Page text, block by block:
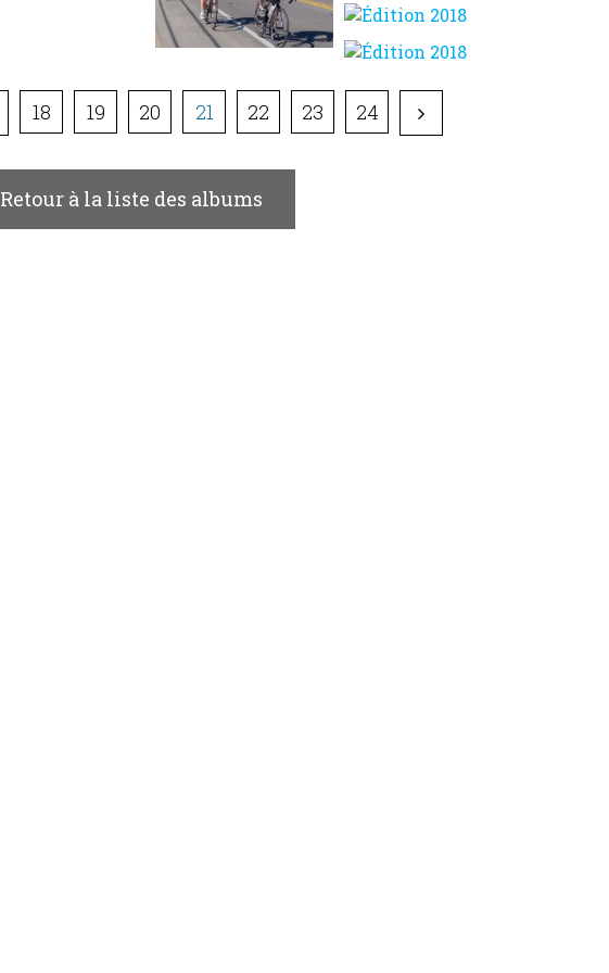
18 19 20 21 22 23 24
Retour à la liste des albums